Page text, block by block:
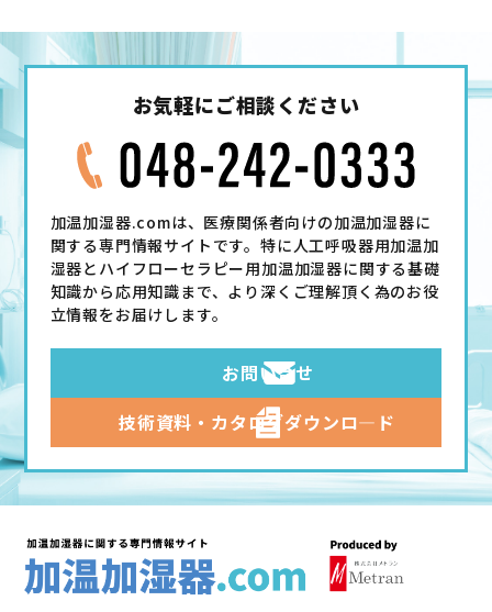
お気軽にご相談ください
加温加湿器.comは、医療関係者向けの加温加湿器に
関する専門情報サイトです。特に人工呼吸器用加温加
湿器とハイフローセラピー用加温加湿器に関する基礎
知識から応用知識まで、より深くご理解頂く為のお役
立情報をお届けします。
お問い合せ
技術資料・カタログダウンロ―ド